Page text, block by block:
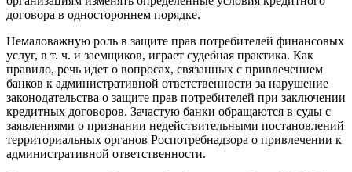
договора в одностороннем порядке.
Немаловажную роль в защите прав потребителей финансовых
услуг, в т. ч. и заемщиков, играет судебная практика. Как
правило, речь идет о вопросах, связанных с привлечением
банков к административной ответственности за нарушение
законодательства о защите прав потребителей при заключении
кредитных договоров. Зачастую банки обращаются в суды с
заявлениями о признании недействительными постановлений
территориальных органов Роспотребнадзора о привлечении к
административной ответственности.